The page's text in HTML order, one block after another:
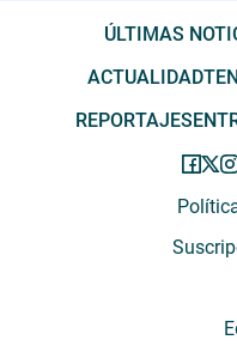
ÚLTIMAS
ACTUALIDAD
REPORTAJES